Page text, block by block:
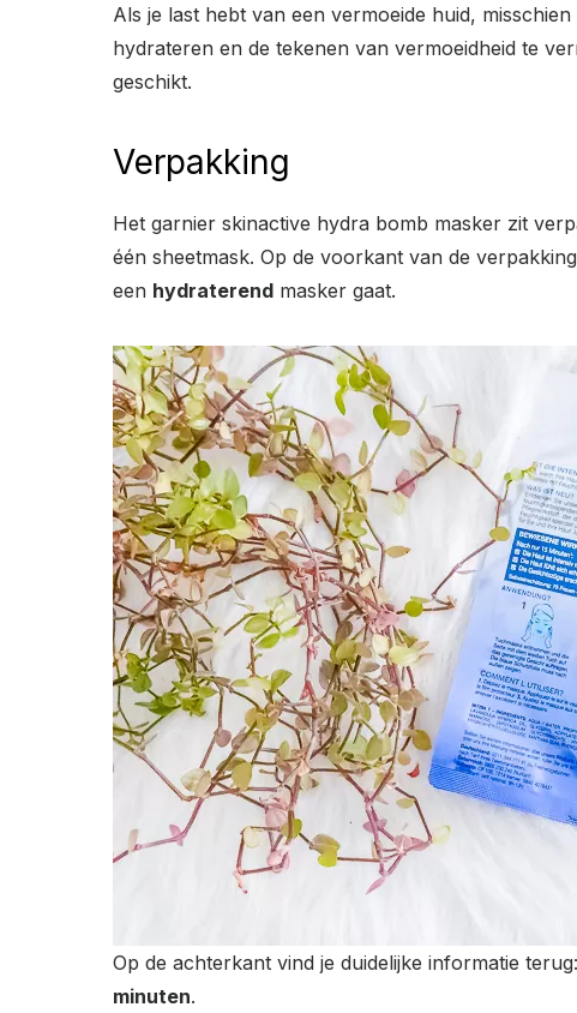
Als je last hebt van een vermoeide huid,
hydrateren en de tekenen van vermoeidheid te
geschikt.
Verpakking
Het garnier skinactive hydra bomb masker zit
één sheetmask. Op de voorkant van de
een hydraterend masker gaat.
Op de achterkant vind je duidelijke informatie
minuten.